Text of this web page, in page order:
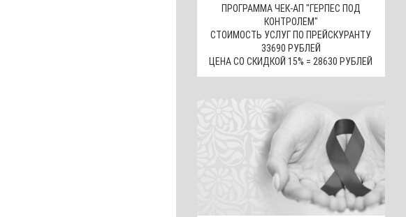
ПРОГРАММА ЧЕК-АП "ГЕРПЕС ПОД
КОНТРОЛЕМ"
СТОИМОСТЬ УСЛУГ ПО ПРЕЙСКУРАНТУ
33690 РУБЛЕЙ
ЦЕНА СО СКИДКОЙ 15% = 28630 РУБЛЕЙ